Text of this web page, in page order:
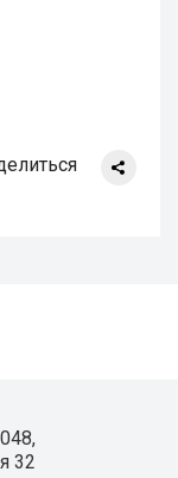
32